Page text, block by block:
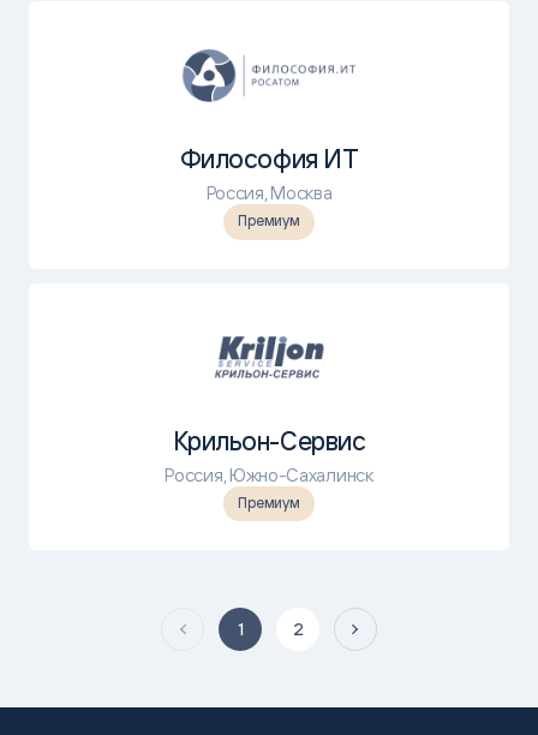
Философия ИТ
Россия, Москва
Премиум
Крильон-Сервис
Россия, Южно-Сахалинск
Премиум
1 2